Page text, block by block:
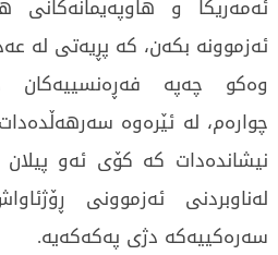
ئەمەريكا و
ئەزموونە بكەن، كە پڕيەتى لە
وەكو چەپە فەڕەنسييەكان
چوارەم، لە ئێرەوە
نيشاندەدات كە كۆى ئەو پيلان
لەناوبردنى ئەزموونى
سەرەكييەكە دژى پەكەكەيە.